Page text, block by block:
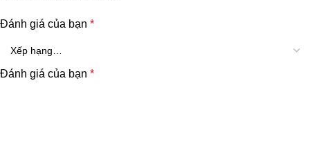
Đánh giá của bạn *
Đánh giá của bạn *